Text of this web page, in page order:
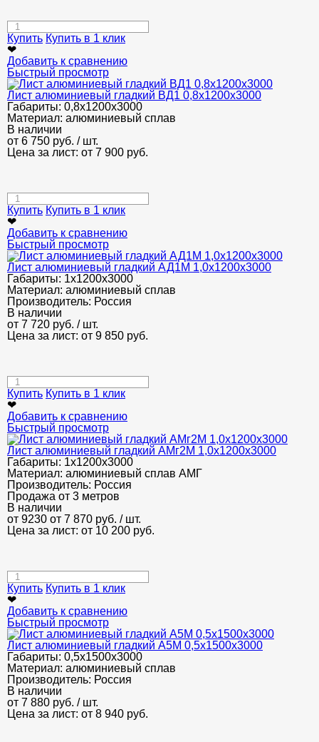
Купить Купить в 1 клик
❤
Добавить к сравнению
Быстрый просмотр
Лист алюминиевый гладкий ВД1 0,8х1200х3000
Габариты: 0,8х1200х3000
Материал: алюминиевый сплав
В наличии
от 6 750 руб. / шт.
Цена за лист: от 7 900 руб.
Купить Купить в 1 клик
❤
Добавить к сравнению
Быстрый просмотр
Лист алюминиевый гладкий АД1М 1,0х1200х3000
Габариты: 1х1200х3000
Материал: алюминиевый сплав
Производитель: Россия
В наличии
от 7 720 руб. / шт.
Цена за лист: от 9 850 руб.
Купить Купить в 1 клик
❤
Добавить к сравнению
Быстрый просмотр
Лист алюминиевый гладкий АМг2М 1,0х1200х3000
Габариты: 1х1200х3000
Материал: алюминиевый сплав АМГ
Производитель: Россия
Продажа от 3 метров
В наличии
от 9230 от 7 870 руб. / шт.
Цена за лист: от 10 200 руб.
Купить Купить в 1 клик
❤
Добавить к сравнению
Быстрый просмотр
Лист алюминиевый гладкий А5М 0,5х1500х3000
Габариты: 0,5х1500х3000
Материал: алюминиевый сплав
Производитель: Россия
В наличии
от 7 880 руб. / шт.
Цена за лист: от 8 940 руб.